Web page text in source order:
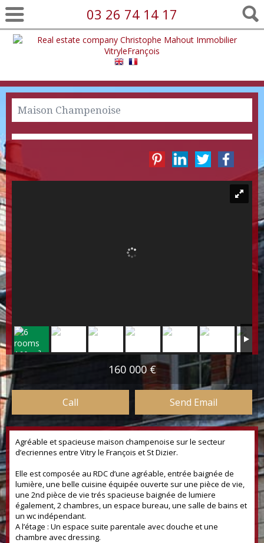
03 26 74 14 17
Maison Champenoise
160 000 €
Call Send Email
Agréable et spacieuse maison champenoise sur le secteur
d’ecriennes entre Vitry le François et St Dizier.
Elle est composée au RDC d’une agréable, entrée baignée de
lumière, une belle cuisine équipée ouverte sur une pièce de vie,
une 2nd pièce de vie trés spacieuse baignée de lumiere
également, 2 chambres, un espace bureau, une salle de bains et
un wc indépendant.
A l’étage : Un espace suite parentale avec douche et une
chambre avec dressing.